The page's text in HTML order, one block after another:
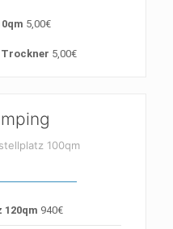
5,00€
5,00€
100qm
940€